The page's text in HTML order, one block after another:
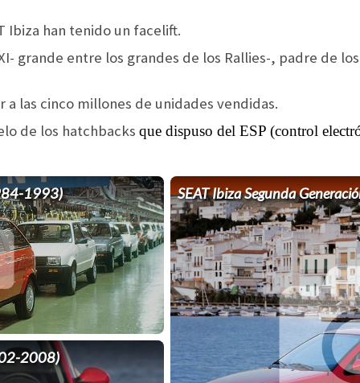
Ibiza han tenido un facelift.
grande entre los grandes de los Rallies-, padre de
a las cinco millones de unidades vendidas.
de los hatchbacks que dispuso del ESP (control
1993)
2008)
SEAT Ibiza Segunda